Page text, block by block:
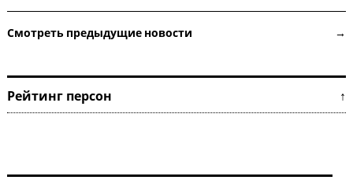
Смотреть предыдущие новости →
Рейтинг персон ↑